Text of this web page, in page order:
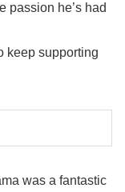
passion he’s had
keep supporting
was a fantastic